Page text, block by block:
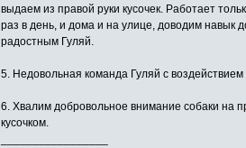
выдаем из правой руки кусочек. Работает
раз в день, и дома и на улице, доводим навык
радостным Гуляй.
5. Недовольная команда Гуляй с воздействием
6. Хвалим добровольное внимание собаки на
кусочком.